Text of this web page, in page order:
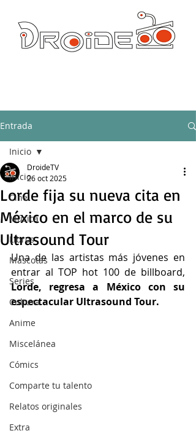
Entrada
Inicio
Cine
Música
Libros
Mascotas
Series
Cultura
Anime
Miscelánea
Cómics
Comparte tu talento
Relatos originales
Extra
Inicio
Lorde fija su nueva cita en
México en el marco de su
Ultrasound Tour
DroideTV
26 oct 2025
Una de las artistas más jóvenes en
Lorde, regresa a México con su
espectacular Ultrasound Tour.